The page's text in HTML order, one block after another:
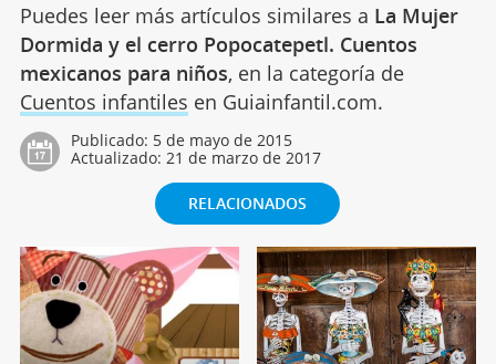
Puedes leer más artículos similares a La Mujer
Dormida y el cerro Popocatepetl. Cuentos
mexicanos para niños, en la categoría de
Cuentos infantiles en Guiainfantil.com.
Publicado: 5 de mayo de 2015
Actualizado: 21 de marzo de 2017
RELACIONADOS